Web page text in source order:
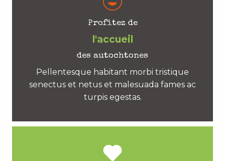
Profitez de
l'accueil
des autochtones
Pellentesque habitant morbi tristique
senectus et netus et malesuada fames ac
turpis egestas.